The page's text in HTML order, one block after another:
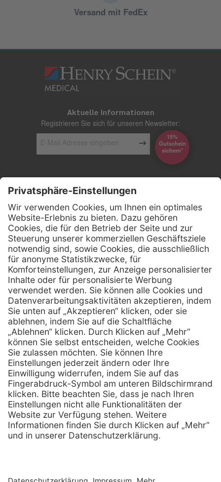
Versand mit FedEx
Aktuelle Informationen
Registrieren Sie sich für unseren Newsletter:
15%
Gutschein
*sichern
Kontakt
Firmensitz
Henry Schein Medical GmbH
Alt-Moabit 96 b
D-10559 Berlin
Telefon: 0800 - 888 777 6
Telefax: 0800 - 888 777 8
E-Mail: info @ henryschein-med.de
Services
Fernwartung
Vorteile
Eigenmarke
Leasing
Techn. Service
Kataloge
Hilfe
FAQs
Kontakt
Lob & Kritik
Außendienst
Retoure
E-Rechnung
Zertifikat Rechtliches